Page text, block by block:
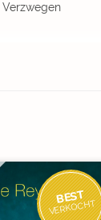
Verzwegen
BEST
VERKOCHT